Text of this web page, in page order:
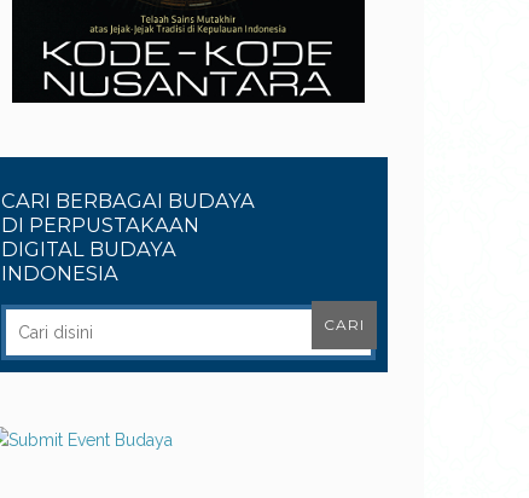
CARI BERBAGAI BUDAYA
DI PERPUSTAKAAN
DIGITAL BUDAYA
INDONESIA